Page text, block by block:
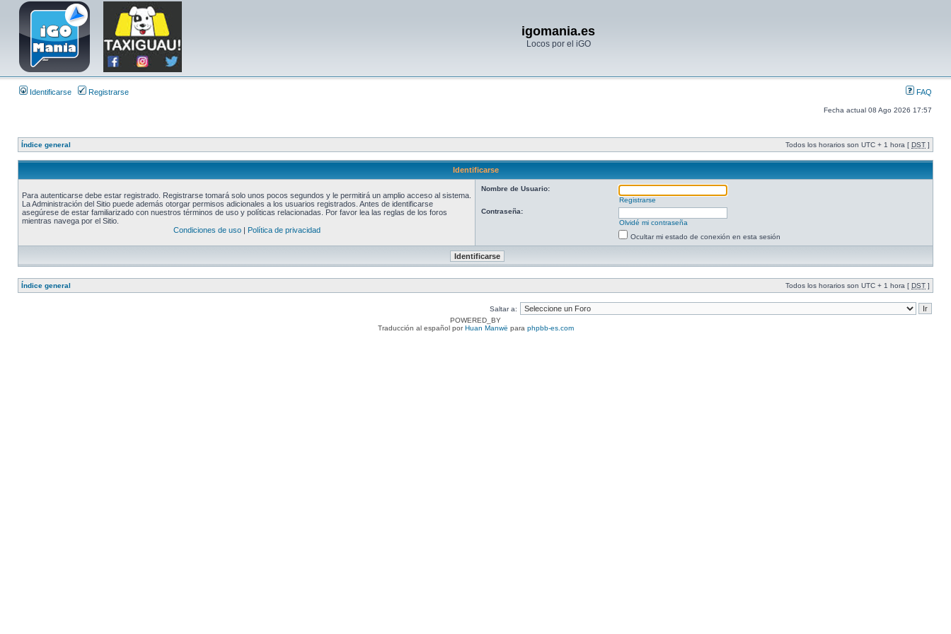
igomania.es
Locos por el iGO
Identificarse Registrarse FAQ
Fecha actual 08 Ago 2026 17:57
Índice general Todos los horarios son UTC + 1 hora [ DST ]
Identificarse
Para autenticarse debe estar registrado. Registrarse tomará solo unos pocos segundos y le permitirá un amplio acceso al sistema.
La Administración del Sitio puede además otorgar permisos adicionales a los usuarios registrados. Antes de identificarse
asegúrese de estar familiarizado con nuestros términos de uso y políticas relacionadas. Por favor lea las reglas de los foros
mientras navega por el Sitio.
Condiciones de uso| Política de privacidad
Nombre de Usuario:
Registrarse
Contraseña:
Olvidé mi contraseña
Ocultar mi estado de conexión en esta sesión
Índice general Todos los horarios son UTC + 1 hora [ DST ]
Saltar a:
POWERED_BY
Traducción al español porHuan Manwë para phpbb-es.com